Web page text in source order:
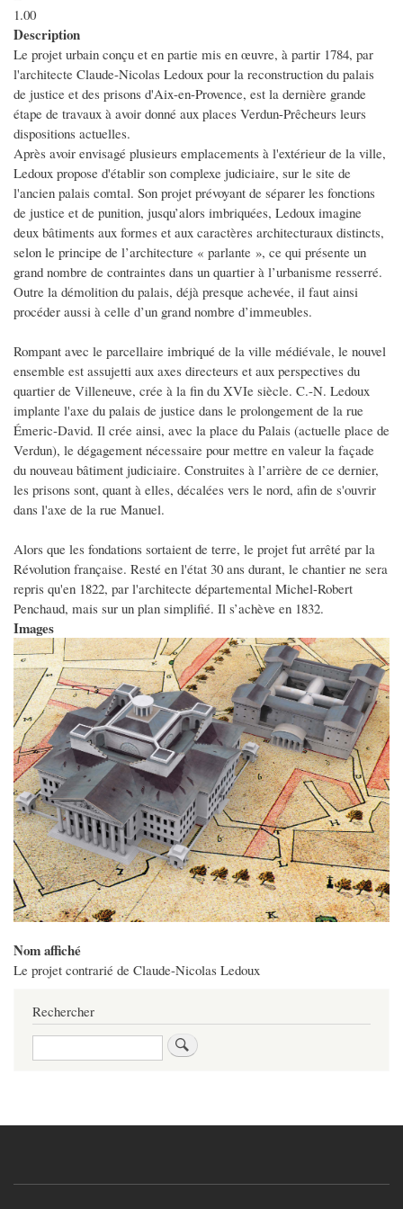
1.00
Description
Le projet urbain conçu et en partie mis en œuvre, à partir 1784, par
l'architecte Claude-Nicolas Ledoux pour la reconstruction du palais
de justice et des prisons d'Aix-en-Provence, est la dernière grande
étape de travaux à avoir donné aux places Verdun-Prêcheurs leurs
dispositions actuelles.
Après avoir envisagé plusieurs emplacements à l'extérieur de la ville,
Ledoux propose d'établir son complexe judiciaire, sur le site de
l'ancien palais comtal. Son projet prévoyant de séparer les fonctions
de justice et de punition, jusqu’alors imbriquées, Ledoux imagine
deux bâtiments aux formes et aux caractères architecturaux distincts,
selon le principe de l’architecture « parlante », ce qui présente un
grand nombre de contraintes dans un quartier à l’urbanisme resserré.
Outre la démolition du palais, déjà presque achevée, il faut ainsi
procéder aussi à celle d’un grand nombre d’immeubles.
Rompant avec le parcellaire imbriqué de la ville médiévale, le nouvel
ensemble est assujetti aux axes directeurs et aux perspectives du
quartier de Villeneuve, crée à la fin du XVIe siècle. C.-N. Ledoux
implante l'axe du palais de justice dans le prolongement de la rue
Émeric-David. Il crée ainsi, avec la place du Palais (actuelle place de
Verdun), le dégagement nécessaire pour mettre en valeur la façade
du nouveau bâtiment judiciaire. Construites à l’arrière de ce dernier,
les prisons sont, quant à elles, décalées vers le nord, afin de s'ouvrir
dans l'axe de la rue Manuel.
Alors que les fondations sortaient de terre, le projet fut arrêté par la
Révolution française. Resté en l'état 30 ans durant, le chantier ne sera
repris qu'en 1822, par l'architecte départemental Michel-Robert
Penchaud, mais sur un plan simplifié. Il s’achève en 1832.
Images
Nom affiché
Le projet contrarié de Claude-Nicolas Ledoux
Rechercher
Rechercher